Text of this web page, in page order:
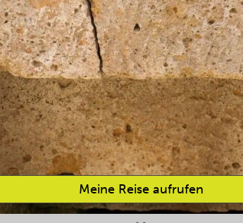
Meine Reise aufrufen